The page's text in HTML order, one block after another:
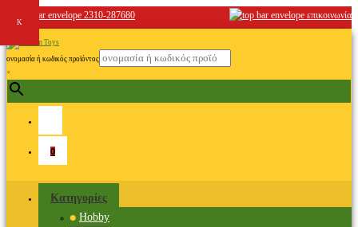
2310-287680 επικοινωνία
ονομασία ή κωδικός προϊόντος
×
0
Κατηγορίες
Hobby